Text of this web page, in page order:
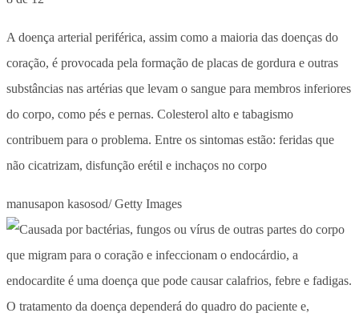
A doença arterial periférica, assim como a maioria das doenças do
coração, é provocada pela formação de placas de gordura e outras
substâncias nas artérias que levam o sangue para membros inferiores
do corpo, como pés e pernas. Colesterol alto e tabagismo
contribuem para o problema. Entre os sintomas estão: feridas que
não cicatrizam, disfunção erétil e inchaços no corpo
manusapon kasosod/ Getty Images